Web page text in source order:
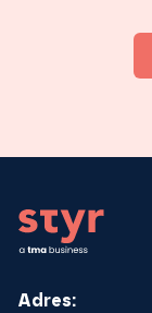
Footer
Adres: